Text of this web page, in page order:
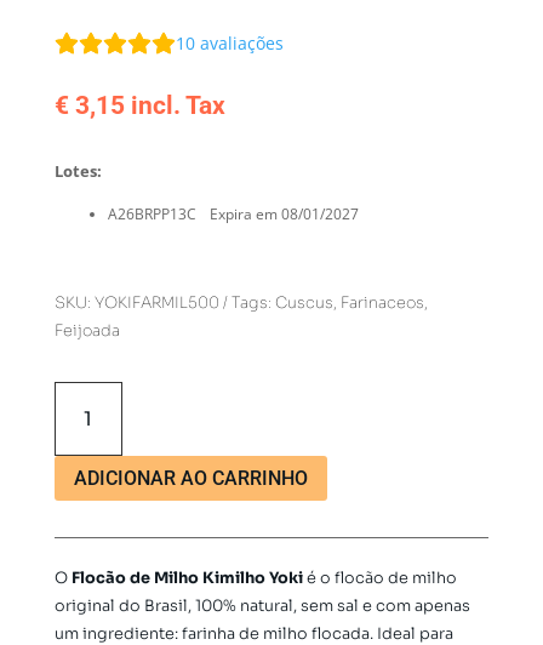
10avaliações
€ 3,15 incl. Tax
Lotes:
A26BRPP13C Expira em 08/01/2027
SKU: YOKIFARMIL500 Tags: Cuscus, Farinaceos,
Feijoada
Milho
para
cuscuz
Kimilho
500g
quantidade
ADICIONAR AO CARRINHO
O Flocão de Milho Kimilho Yokié o flocão de milho
original do Brasil, 100% natural, sem sal e com apenas
um ingrediente: farinha de milho flocada. Ideal para